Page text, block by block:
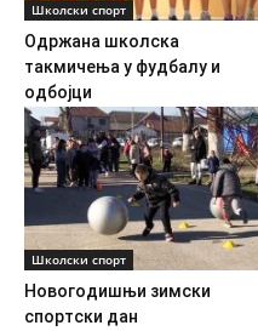
Школски спорт
Одржана школска
такмичења у фудбалу и
одбојци
Школски спорт
Новогодишњи зимски
спортски дан